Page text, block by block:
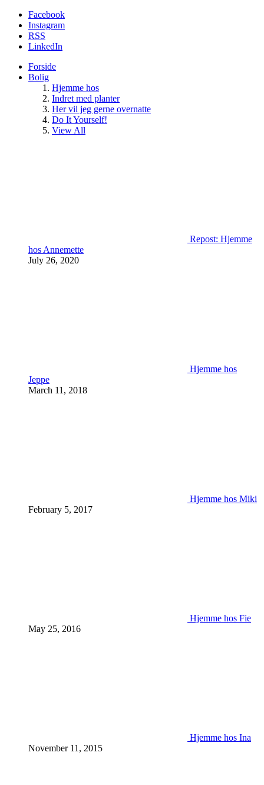
Facebook
Instagram
RSS
LinkedIn
Forside
Bolig
Hjemme hos
Indret med planter
Her vil jeg gerne overnatte
Do It Yourself!
View All
Repost: Hjemme
hos Annemette
July 26, 2020
Hjemme hos
Jeppe
March 11, 2018
Hjemme hos Miki
February 5, 2017
Hjemme hos Fie
May 25, 2016
Hjemme hos Ina
November 11, 2015